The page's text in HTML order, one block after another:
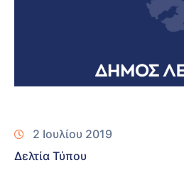
2 Ιουλίου 2019
Δελτία Τύπου